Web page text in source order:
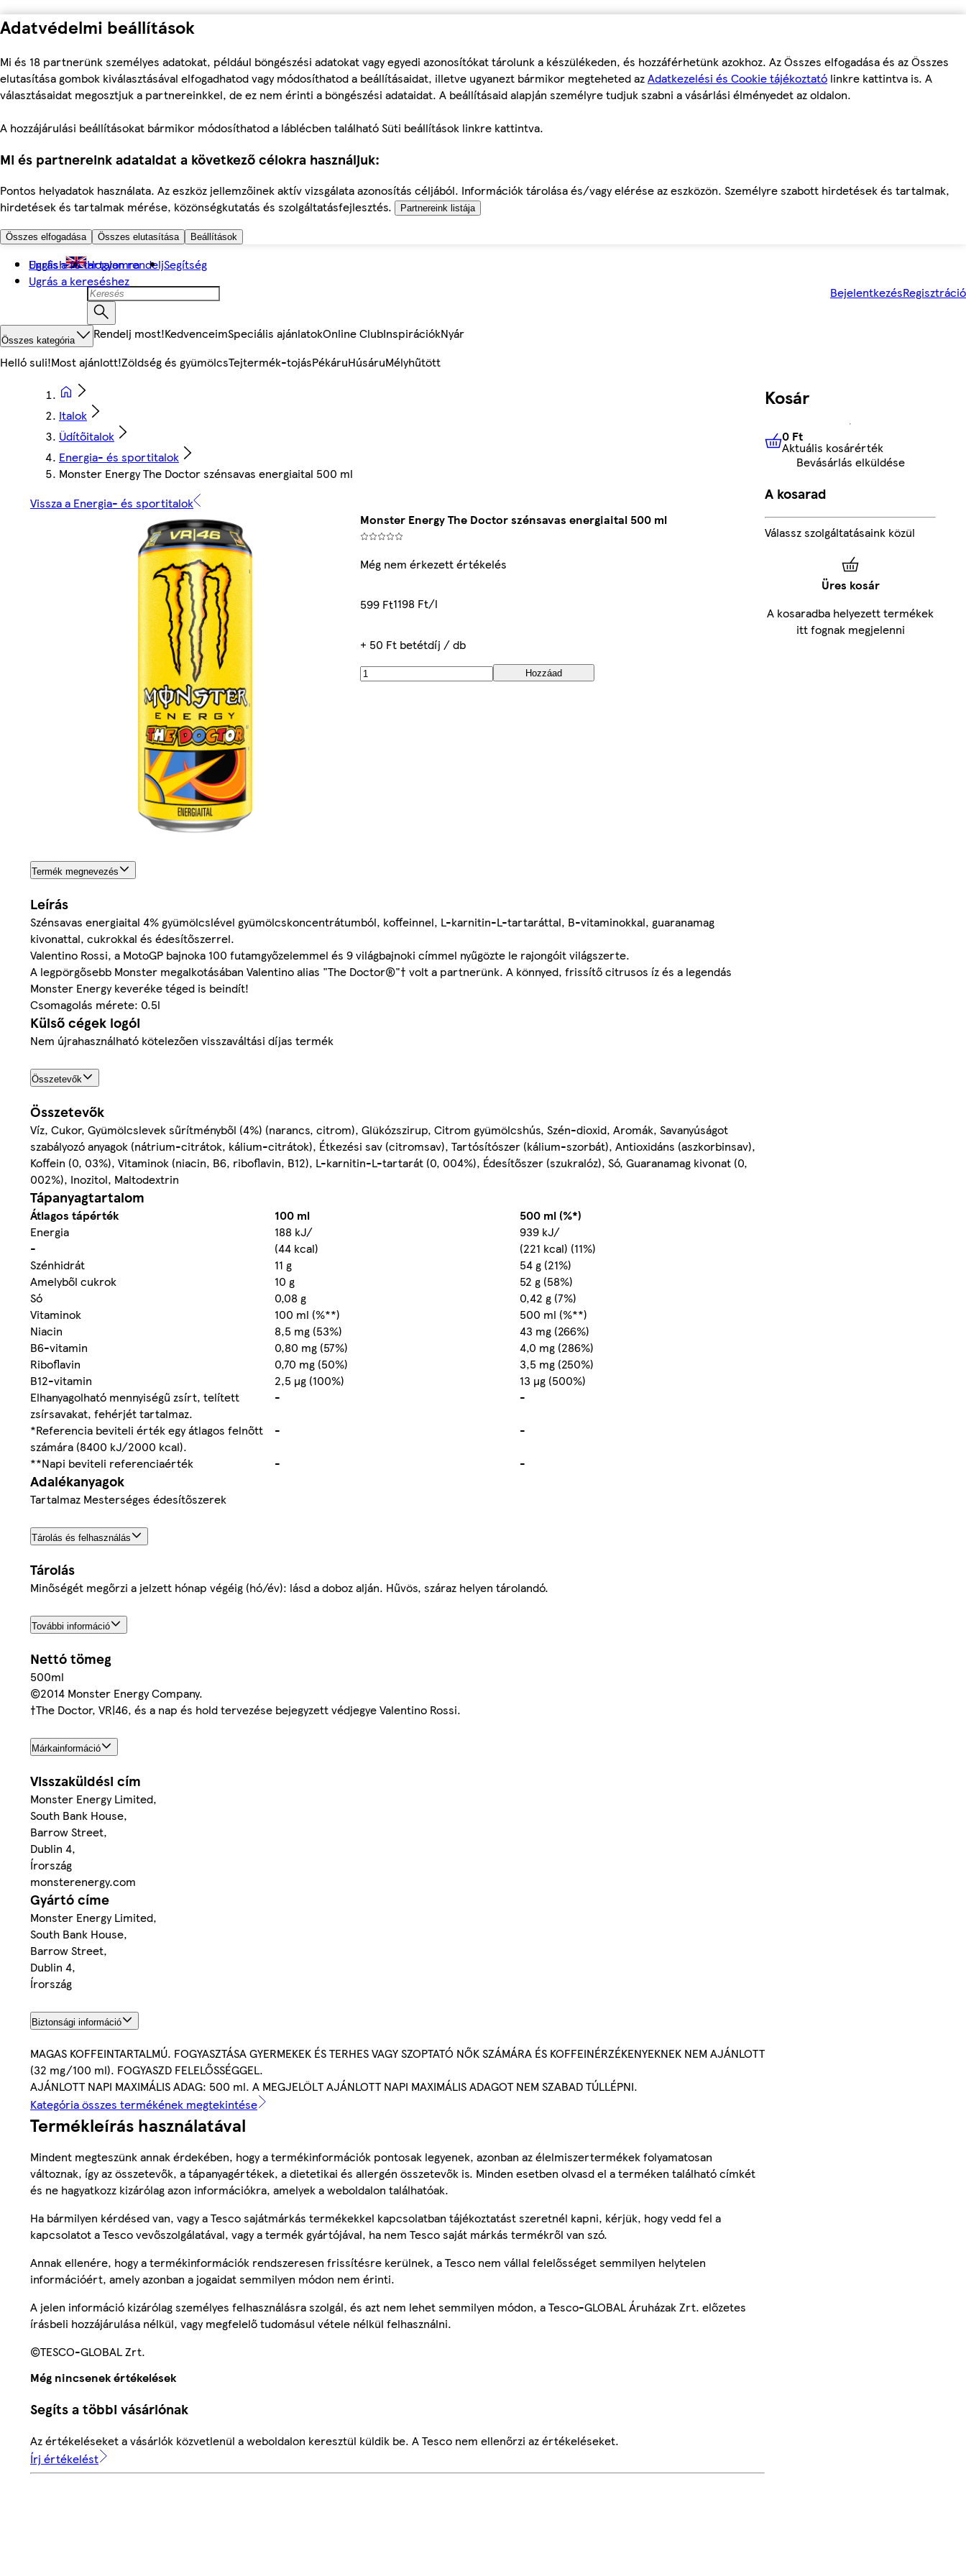
Adatvédelmi beállítások
Mi és 18 partnerünk személyes adatokat, például böngészési adatokat vagy egyedi azonosítókat tárolunk a készülékeden, és hozzáférhetünk azokhoz. Az Összes elfogadása és az Összes
elutasítása gombok kiválasztásával elfogadhatod vagy módosíthatod a beállításaidat, illetve ugyanezt bármikor megteheted azAdatkezelési és Cookie tájékoztató linkre kattintva is. A
választásaidat megosztjuk a partnereinkkel, de ez nem érinti a böngészési adataidat. A beállításaid alapján személyre tudjuk szabni a vásárlási élményedet az oldalon.
A hozzájárulási beállításokat bármikor módosíthatod a láblécben található Süti beállítások linkre kattintva.
Mi és partnereink adataidat a következő célokra használjuk:
Pontos helyadatok használata. Az eszköz jellemzőinek aktív vizsgálata azonosítás céljából. Információk tárolása és/vagy elérése az eszközön. Személyre szabott hirdetések és tartalmak,
hirdetések és tartalmak mérése, közönségkutatás és szolgáltatásfejlesztés.
Partnereink listája
Összes elfogadása Összes elutasítása Beállítások
Ugrás a fő tartalomra
Ugrás a kereséshez
English Hogyan rendeljSegítség
BejelentkezésRegisztráció
Összes kategória Rendelj most!KedvenceimSpeciális ajánlatokOnline ClubInspirációkNyár
Helló suli!Most ajánlott!Zöldség és gyümölcsTejtermék-tojásPékáruHúsáruMélyhűtött
Italok
Üdítőitalok
Energia- és sportitalok
Monster Energy The Doctor szénsavas energiaital 500 ml
Vissza a Energia- és sportitalok
Monster Energy The Doctor szénsavas energiaital 500 ml
Még nem érkezett értékelés
599 Ft1198 Ft/l
+ 50 Ft betétdíj / db
Hozzáad
Termék megnevezés
Leírás
Szénsavas energiaital 4% gyümölcslével gyümölcskoncentrátumból, koffeinnel, L-karnitin-L-tartaráttal, B-vitaminokkal, guaranamag
kivonattal, cukrokkal és édesítőszerrel.
Valentino Rossi, a MotoGP bajnoka 100 futamgyőzelemmel és 9 világbajnoki címmel nyűgözte le rajongóit világszerte.
A legpörgősebb Monster megalkotásában Valentino alias "The Doctor®"† volt a partnerünk. A könnyed, frissítő citrusos íz és a legendás
Monster Energy keveréke téged is beindít!
Csomagolás mérete: 0.5l
Külső cégek logói
Nem újrahasználható kötelezően visszaváltási díjas termék
Összetevők
Összetevők
Víz, Cukor, Gyümölcslevek sűrítményből (4%) (narancs, citrom), Glükózszirup, Citrom gyümölcshús, Szén-dioxid, Aromák, Savanyúságot
szabályozó anyagok (nátrium-citrátok, kálium-citrátok), Étkezési sav (citromsav), Tartósítószer (kálium-szorbát), Antioxidáns (aszkorbinsav),
Koffein (0, 03%), Vitaminok (niacin, B6, riboflavin, B12), L-karnitin-L-tartarát (0, 004%), Édesítőszer (szukralóz), Só, Guaranamag kivonat (0,
002%), Inozitol, Maltodextrin
Tápanyagtartalom
Átlagos tápérték 100 ml
500 ml (%*)
Energia
188 kJ/
939 kJ/
-
(44 kcal)
(221 kcal) (11%)
Szénhidrát
11 g
54 g (21%)
Amelyből cukrok
10 g
52 g (58%)
Só
0,08 g
0,42 g (7%)
Vitaminok
100 ml (%**)
500 ml (%**)
Niacin
8,5 mg (53%)
43 mg (266%)
B6-vitamin
0,80 mg (57%)
4,0 mg (286%)
Riboflavin
0,70 mg (50%)
3,5 mg (250%)
B12-vitamin
2,5 µg (100%)
13 µg (500%)
Elhanyagolható mennyiségű zsírt, telített
zsírsavakat, fehérjét tartalmaz.
-
-
*Referencia beviteli érték egy átlagos felnőtt
számára (8400 kJ/2000 kcal).
-
-
**Napi beviteli referenciaérték
- -
Adalékanyagok
Tartalmaz Mesterséges édesítőszerek
Tárolás és felhasználás
Tárolás
Minőségét megőrzi a jelzett hónap végéig (hó/év): lásd a doboz alján. Hűvös, száraz helyen tárolandó.
További információ
Nettó tömeg
500ml
©2014 Monster Energy Company.
†The Doctor, VR|46, és a nap és hold tervezése bejegyzett védjegye Valentino Rossi.
Márkainformáció
Visszaküldési cím
Monster Energy Limited,
South Bank House,
Barrow Street,
Dublin 4,
Írország
monsterenergy.com
Gyártó címe
Monster Energy Limited,
South Bank House,
Barrow Street,
Dublin 4,
Írország
Biztonsági információ
MAGAS KOFFEINTARTALMÚ. FOGYASZTÁSA GYERMEKEK ÉS TERHES VAGY SZOPTATÓ NŐK SZÁMÁRA ÉS KOFFEINÉRZÉKENYEKNEK NEM AJÁNLOTT
(32 mg/100 ml). FOGYASZD FELELŐSSÉGGEL.
AJÁNLOTT NAPI MAXIMÁLIS ADAG: 500 ml. A MEGJELÖLT AJÁNLOTT NAPI MAXIMÁLIS ADAGOT NEM SZABAD TÚLLÉPNI.
Kategória összes termékének megtekintése
Termékleírás használatával
Mindent megteszünk annak érdekében, hogy a termékinformációk pontosak legyenek, azonban az élelmiszertermékek folyamatosan
változnak, így az összetevők, a tápanyagértékek, a dietetikai és allergén összetevők is. Minden esetben olvasd el a terméken található címkét
és ne hagyatkozz kizárólag azon információkra, amelyek a weboldalon találhatóak.
Ha bármilyen kérdésed van, vagy a Tesco sajátmárkás termékekkel kapcsolatban tájékoztatást szeretnél kapni, kérjük, hogy vedd fel a
kapcsolatot a Tesco vevőszolgálatával, vagy a termék gyártójával, ha nem Tesco saját márkás termékről van szó.
Annak ellenére, hogy a termékinformációk rendszeresen frissítésre kerülnek, a Tesco nem vállal felelősséget semmilyen helytelen
információért, amely azonban a jogaidat semmilyen módon nem érinti.
A jelen információ kizárólag személyes felhasználásra szolgál, és azt nem lehet semmilyen módon, a Tesco-GLOBAL Áruházak Zrt. előzetes
írásbeli hozzájárulása nélkül, vagy megfelelő tudomásul vétele nélkül felhasználni.
©TESCO-GLOBAL Zrt.
Még nincsenek értékelések
Segíts a többi vásárlónak
Az értékeléseket a vásárlók közvetlenül a weboldalon keresztül küldik be. A Tesco nem ellenőrzi az értékeléseket.
Írj értékelést
Kosár
0 FtAktuális kosárérték
0 Ft
Aktuális kosárérték
Bevásárlás elküldése
A kosarad
Válassz szolgáltatásaink közül
Üres kosár
A kosaradba helyezett termékek
itt fognak megjelenni